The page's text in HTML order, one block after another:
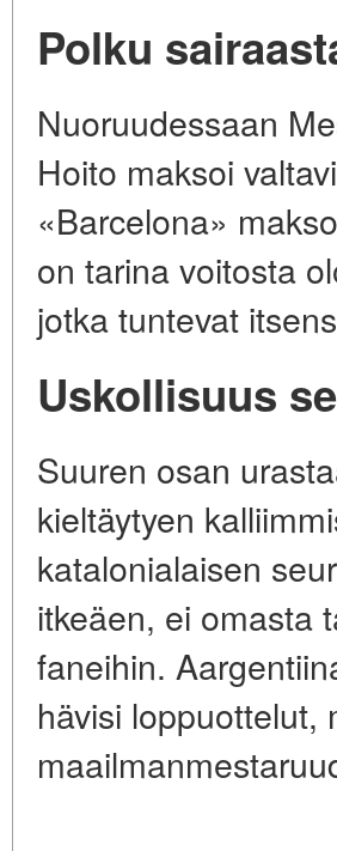
Polku
Nuoruudessaan
Hoito maksoi
«Barcelona»
on tarina voitosta
jotka tuntevat
Uskollisuus
Suuren osan
kieltäytyen
katalonialaisen
itkeäen, ei omasta
faneihin.
hävisi loppuottelut,